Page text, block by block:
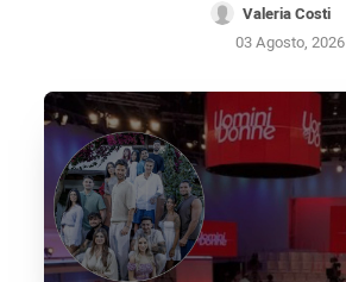
Valeria Costi
03 Agosto, 2026